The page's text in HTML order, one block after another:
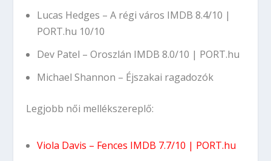
Lucas Hedges – A régi város IMDB 8.4/10 |
PORT.hu 10/10
Dev Patel – Oroszlán IMDB 8.0/10 | PORT.hu
Michael Shannon – Éjszakai ragadozók
Legjobb női mellékszereplő:
Viola Davis – Fences IMDB 7.7/10 | PORT.hu